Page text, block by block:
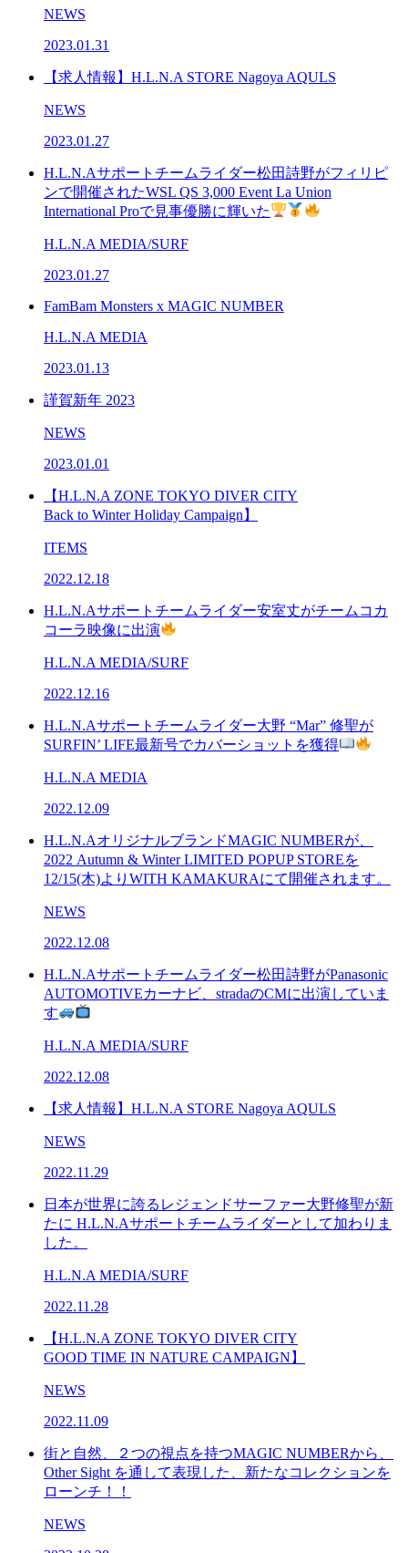
NEWS
2023.01.31
【求人情報】H.L.N.A STORE Nagoya AQULS
NEWS
2023.01.27
H.L.N.Aサポートチームライダー松田詩野がフィリピ
ンで開催されたWSL QS 3,000 Event La Union
International Proで見事優勝に輝いた
H.L.N.A MEDIA/SURF
2023.01.27
FamBam Monsters x MAGIC NUMBER
H.L.N.A MEDIA
2023.01.13
謹賀新年 2023
NEWS
2023.01.01
【H.L.N.A ZONE TOKYO DIVER CITY
Back to Winter Holiday Campaign】
ITEMS
2022.12.18
H.L.N.Aサポートチームライダー安室丈がチームコカ
コーラ映像に出演
H.L.N.A MEDIA/SURF
2022.12.16
H.L.N.Aサポートチームライダー大野 “Mar” 修聖が
SURFIN’ LIFE最新号でカバーショットを獲得
H.L.N.A MEDIA
2022.12.09
H.L.N.AオリジナルブランドMAGIC NUMBERが、
2022 Autumn & Winter LIMITED POPUP STOREを
12/15(木)よりWITH KAMAKURAにて開催されます。
NEWS
2022.12.08
H.L.N.Aサポートチームライダー松田詩野がPanasonic
AUTOMOTIVEカーナビ、stradaのCMに出演していま
す
H.L.N.A MEDIA/SURF
2022.12.08
【求人情報】H.L.N.A STORE Nagoya AQULS
NEWS
2022.11.29
日本が世界に誇るレジェンドサーファー大野修聖が新
たに H.L.N.Aサポートチームライダーとして加わりま
した。
H.L.N.A MEDIA/SURF
2022.11.28
【H.L.N.A ZONE TOKYO DIVER CITY
GOOD TIME IN NATURE CAMPAIGN】
NEWS
2022.11.09
街と自然、２つの視点を持つMAGIC NUMBERから、
Other Sight を通して表現した、新たなコレクションを
ローンチ！！
NEWS